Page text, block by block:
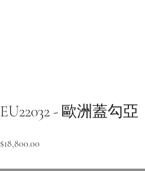
EU22032 - 歐洲蓋勾亞
$18,800.00